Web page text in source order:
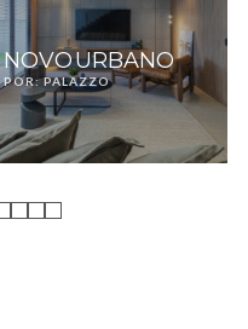
NOVO URBANO
POR: PALAZZO